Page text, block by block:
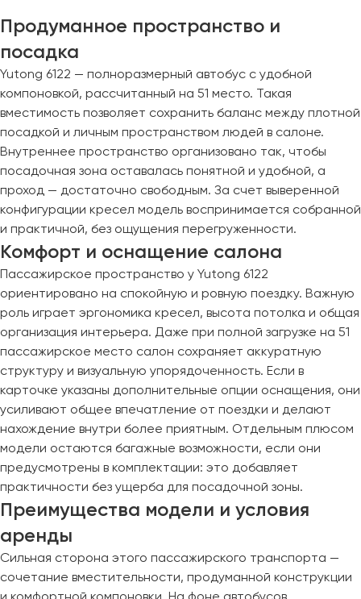
Продуманное пространство и
посадка
Yutong 6122 — полноразмерный автобус с удобной
компоновкой, рассчитанный на 51 место. Такая
вместимость позволяет сохранить баланс между плотной
посадкой и личным пространством людей в салоне.
Внутреннее пространство организовано так, чтобы
посадочная зона оставалась понятной и удобной, а
проход — достаточно свободным. За счет выверенной
конфигурации кресел модель воспринимается собранной
и практичной, без ощущения перегруженности.
Комфорт и оснащение салона
Пассажирское пространство у Yutong 6122
ориентировано на спокойную и ровную поездку. Важную
роль играет эргономика кресел, высота потолка и общая
организация интерьера. Даже при полной загрузке на 51
пассажирское место салон сохраняет аккуратную
структуру и визуальную упорядоченность. Если в
карточке указаны дополнительные опции оснащения, они
усиливают общее впечатление от поездки и делают
нахождение внутри более приятным. Отдельным плюсом
модели остаются багажные возможности, если они
предусмотрены в комплектации: это добавляет
практичности без ущерба для посадочной зоны.
Преимущества модели и условия
аренды
Сильная сторона этого пассажирского транспорта —
сочетание вместительности, продуманной конструкции
Нижний Тагил
Новокузнецк
Новороссийск
Новосибирск
Оренбург
Пенза
Пермь
Петрозаводск
Псков
Ростов-на-Дону
Самара
Санкт-Петербург
Саранск
Саратов
Севастополь
Симферополь
Смоленск
Сочи
Ставрополь